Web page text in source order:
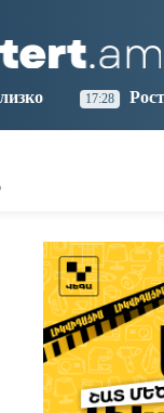
Beijing
18:18
цен на продукты